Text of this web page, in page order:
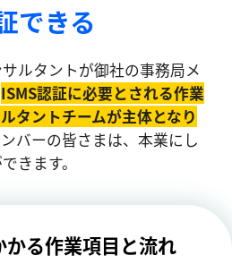
できる
ルタントが御社の事務局メ
ISMS認証に必要とされる作業
タントチームが主体となり
バーの皆さまは、本業にし
きます。
かる作業項目と流れ